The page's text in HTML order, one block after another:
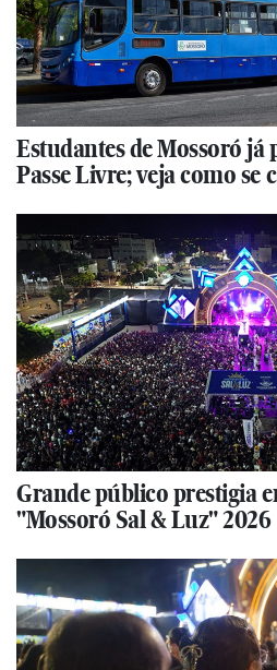
Estudantes de Mossoró
Passe Livre; veja como se
Grande público prestigia
"Mossoró Sal & Luz" 2026